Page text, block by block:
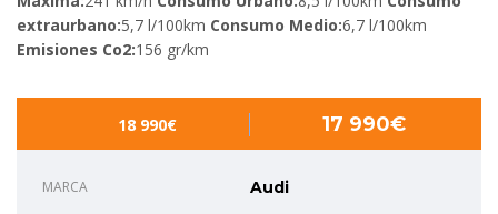
extraurbano:5,7 l/100km Consumo Medio:6,7 l/100km
Emisiones Co2:156 gr/km
18 990€ 17 990€
MARCA Audi